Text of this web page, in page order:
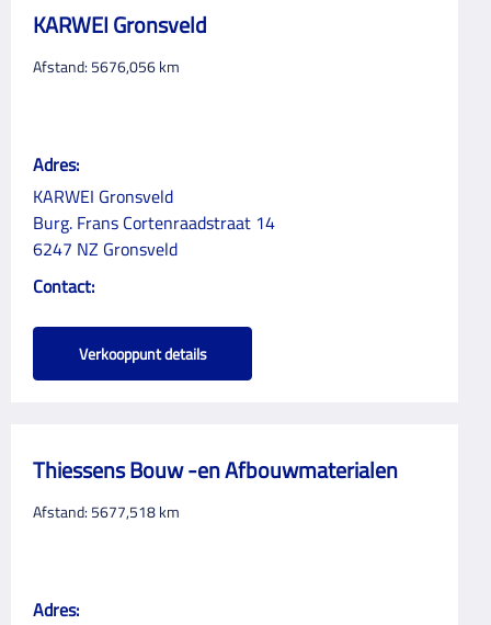
KARWEI Gronsveld
Afstand: 5676,056km
Adres:
KARWEI Gronsveld
Burg. Frans Cortenraadstraat 14
6247 NZ Gronsveld
Contact:
Verkooppunt details
Thiessens Bouw -en Afbouwmaterialen
Afstand: 5677,518km
Adres: